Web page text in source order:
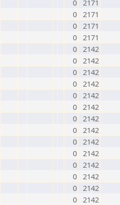
0 2171
0 2171
0 2171
0 2171
0 2142
0 2142
0 2142
0 2142
0 2142
0 2142
0 2142
0 2142
0 2142
0 2142
0 2142
0 2142
0 2142
0 2142